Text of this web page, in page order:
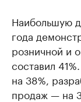
Наибольшую
года
розничной и
составил
на 38%,
продаж — на